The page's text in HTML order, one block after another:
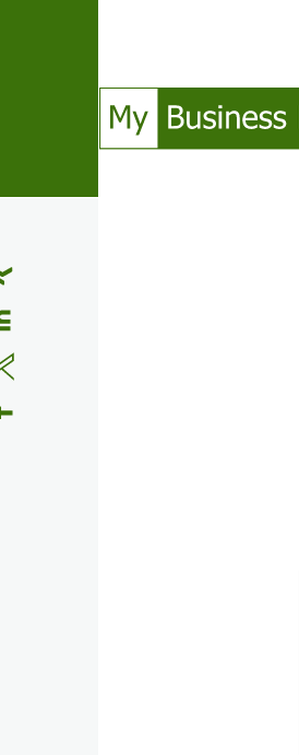
(Opens in a new window)
(Opens in a new window)
(Opens in a new window)
(Opens in a new window)